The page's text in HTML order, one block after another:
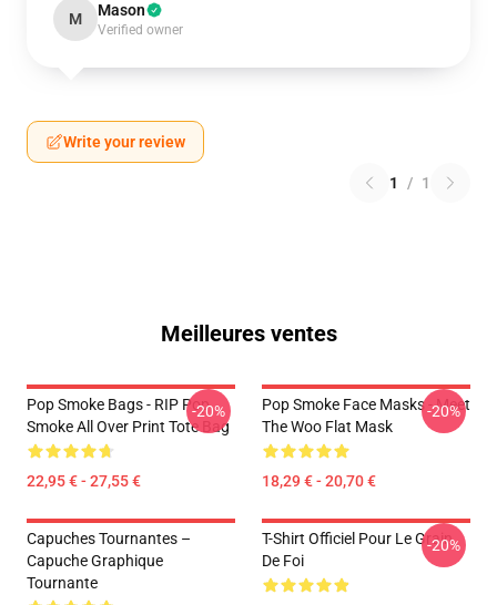
M Mason
Verified owner
Write your review
1 / 1
Meilleures ventes
Pop Smoke Bags - RIP Pop
Smoke All Over Print Tote Bag
22,95 € - 27,55 €
-20%
Pop Smoke Face Masks - Meet
The Woo Flat Mask
18,29 € - 20,70 €
-20%
Capuches Tournantes –
Capuche Graphique
Tournante
T-Shirt Officiel Pour Le Grain
De Foi
-20%